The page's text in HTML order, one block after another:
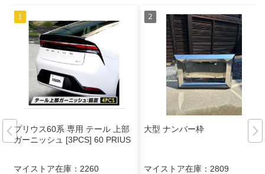
プリウス60系 専用 テール 上部
ガーニッシュ [3PCS] 60 PRIUS
マイストア在庫： 2260
大型 ナンバー枠
マイストア在庫： 2809